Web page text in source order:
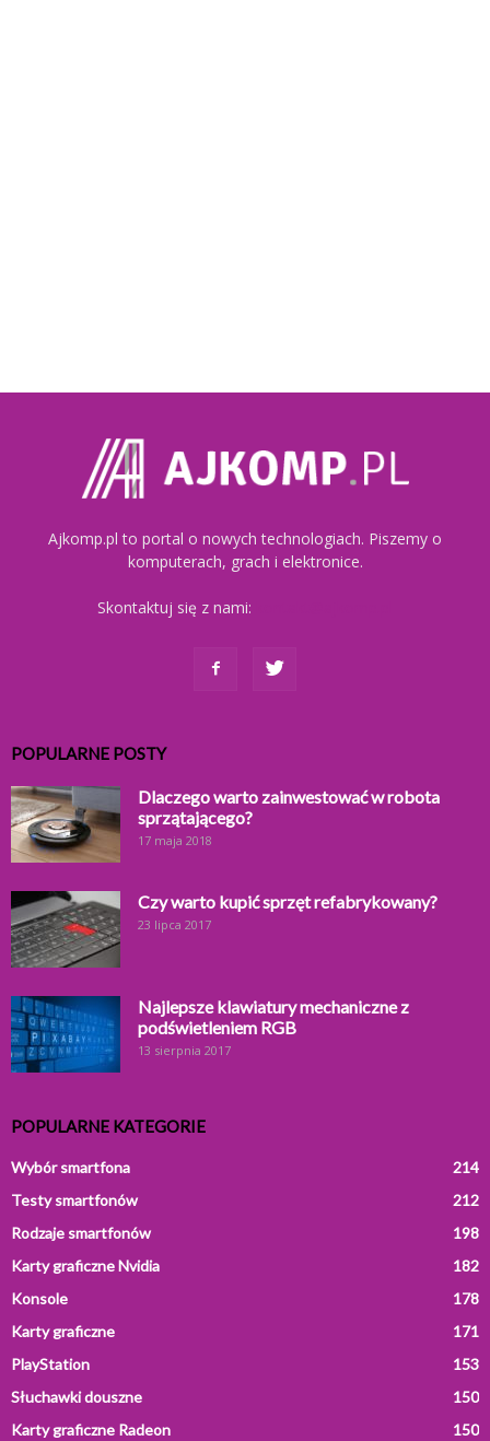
Ajkomp.pl to portal o nowych technologiach. Piszemy o
komputerach, grach i elektronice.
Skontaktuj się z nami:
POPULARNE POSTY
Dlaczego warto zainwestować w robota
sprzątającego?
17 maja 2018
Czy warto kupić sprzęt refabrykowany?
23 lipca 2017
Najlepsze klawiatury mechaniczne z
podświetleniem RGB
13 sierpnia 2017
POPULARNE KATEGORIE
Wybór smartfona
214
Testy smartfonów
212
Rodzaje smartfonów
198
Karty graficzne Nvidia
182
Konsole
178
Karty graficzne
171
PlayStation
153
Słuchawki douszne
150
Karty graficzne Radeon
150